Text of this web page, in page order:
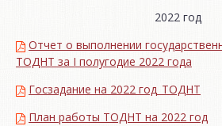
2022 год
Отчет о выполнении
ТОДНТ за I полугодие 2022 года
Госзадание на 2022 год_ТОДНТ
План работы ТОДНТ на 2022 год